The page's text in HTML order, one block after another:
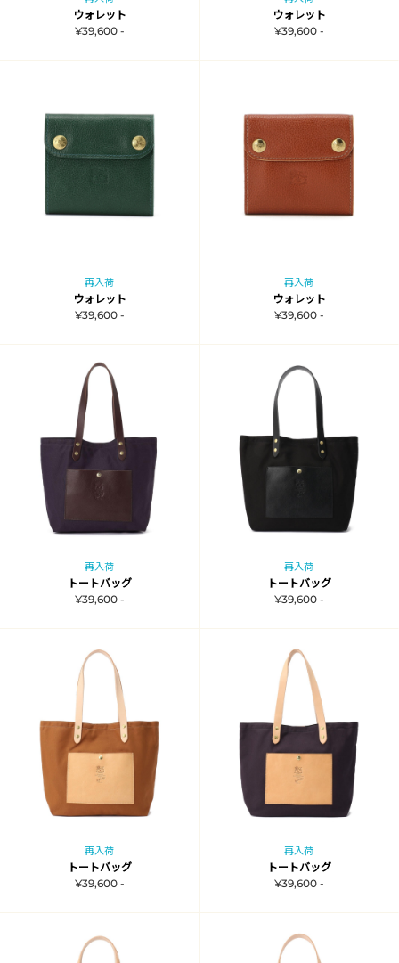
ウォレット
¥39,600 -
ウォレット
¥39,600 -
再入荷
ウォレット
¥39,600 -
再入荷
ウォレット
¥39,600 -
再入荷
トートバッグ
¥39,600 -
再入荷
トートバッグ
¥39,600 -
再入荷
トートバッグ
¥39,600 -
再入荷
トートバッグ
¥39,600 -